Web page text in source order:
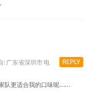
REPLY
: 广东省深圳市 电
队更适合我的口味呢……